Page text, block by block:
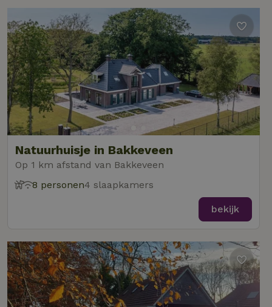
Natuurhuisje in Bakkeveen
Op 1 km afstand van Bakkeveen
8 personen4 slaapkamers
bekijk